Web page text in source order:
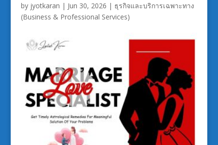
by jyotkaran | Jun 30, 2026 | ธุรกิจและบริการเฉพาะทาง
(Business & Professional Services)